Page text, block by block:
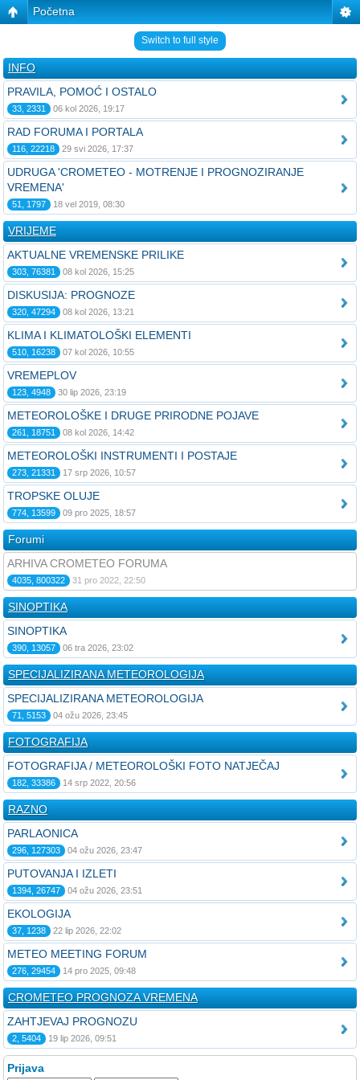
Početna
Switch to full style
INFO
PRAVILA, POMOĆ I OSTALO
33, 2331 06 kol 2026, 19:17
RAD FORUMA I PORTALA
116, 22218 29 svi 2026, 17:37
UDRUGA 'CROMETEO - MOTRENJE I PROGNOZIRANJE
VREMENA'
51, 1797 18 vel 2019, 08:30
VRIJEME
AKTUALNE VREMENSKE PRILIKE
303, 76381 08 kol 2026, 15:25
DISKUSIJA: PROGNOZE
320, 47294 08 kol 2026, 13:21
KLIMA I KLIMATOLOŠKI ELEMENTI
510, 16238 07 kol 2026, 10:55
VREMEPLOV
123, 4948 30 lip 2026, 23:19
METEOROLOŠKE I DRUGE PRIRODNE POJAVE
261, 18751 08 kol 2026, 14:42
METEOROLOŠKI INSTRUMENTI I POSTAJE
273, 21331 17 srp 2026, 10:57
TROPSKE OLUJE
774, 13599 09 pro 2025, 18:57
Forumi
ARHIVA CROMETEO FORUMA
4035, 800322 31 pro 2022, 22:50
SINOPTIKA
SINOPTIKA
390, 13057 06 tra 2026, 23:02
SPECIJALIZIRANA METEOROLOGIJA
SPECIJALIZIRANA METEOROLOGIJA
71, 5153 04 ožu 2026, 23:45
FOTOGRAFIJA
FOTOGRAFIJA / METEOROLOŠKI FOTO NATJEČAJ
182, 33386 14 srp 2022, 20:56
RAZNO
PARLAONICA
296, 127303 04 ožu 2026, 23:47
PUTOVANJA I IZLETI
1394, 26747 04 ožu 2026, 23:51
EKOLOGIJA
37, 1238 22 lip 2026, 22:02
METEO MEETING FORUM
276, 29454 14 pro 2025, 09:48
CROMETEO PROGNOZA VREMENA
ZAHTJEVAJ PROGNOZU
2, 5404 19 lip 2026, 09:51
Prijava